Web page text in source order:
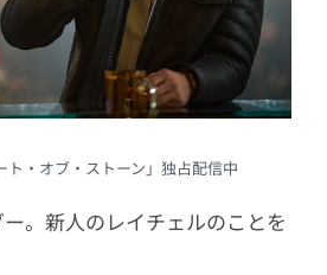
・オブ・ストーン」独占配信中
。新人のレイチェルのことを